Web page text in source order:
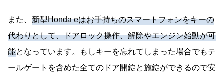
また、 新型Honda eはお手持ちのスマートフォンをキーの
代わりとして、ドアロック操作、解除やエンジン始動が可
能となっています。もしキーを忘れてしまった場合でもテ
ールゲートを含めた全てのドア開錠と施錠ができるので安